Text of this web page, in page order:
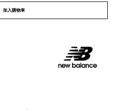
加入購物車